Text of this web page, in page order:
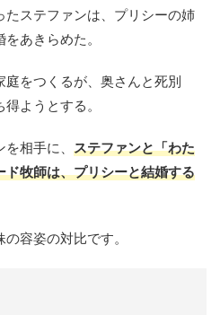
ステファンは、プリシーの姉
あきらめた。
をつくるが、奥さんと死別
ようとする。
相手に、 ステファンと「わた
牧師は、プリシーと結婚する
容姿の対比です。